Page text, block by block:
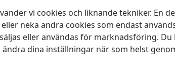
vi cookies och liknande tekniker. En
neka andra cookies som endast
eller användas för marknadsföring. Du
ändra dina inställningar när som helst
Nästa